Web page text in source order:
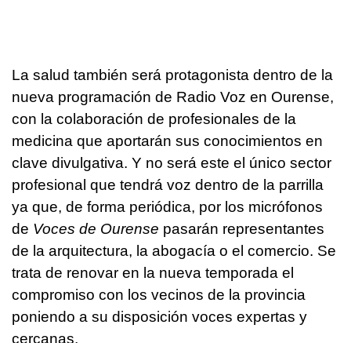
La salud también será protagonista dentro de la
nueva programación de Radio Voz en Ourense,
con la colaboración de profesionales de la
medicina que aportarán sus conocimientos en
clave divulgativa. Y no será este el único sector
profesional que tendrá voz dentro de la parrilla
ya que, de forma periódica, por los micrófonos
de Voces de Ourense pasarán representantes
de la arquitectura, la abogacía o el comercio. Se
trata de renovar en la nueva temporada el
compromiso con los vecinos de la provincia
poniendo a su disposición voces expertas y
cercanas.